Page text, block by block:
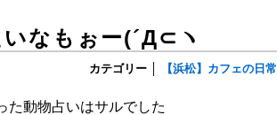
なもぉー(´Д⊂ヽ
カテゴリー 【浜松】カフェの日常
た動物占いはサルでした